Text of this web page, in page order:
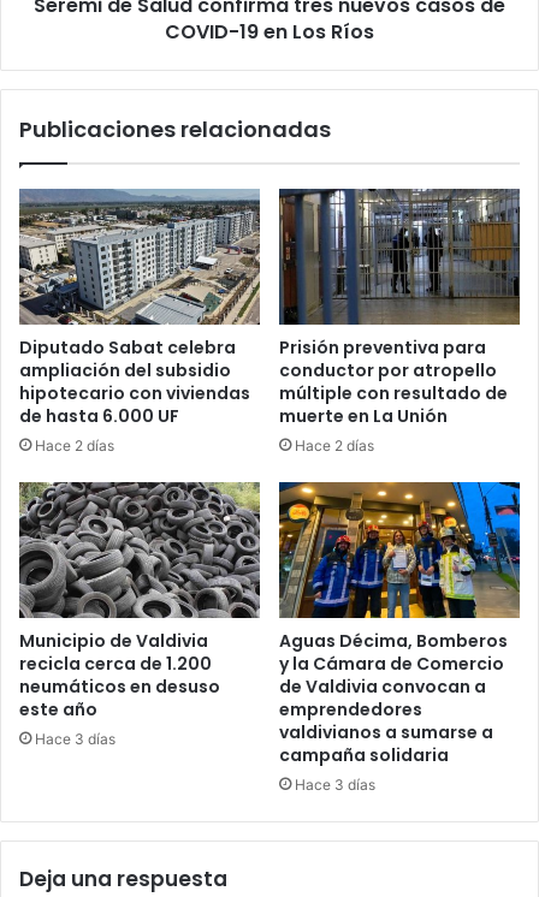
COVID-19 en Los Ríos
Publicaciones relacionadas
Diputado Sabat celebra
ampliación del subsidio
hipotecario con viviendas
de hasta 6.000 UF
Hace 2 días
Prisión preventiva para
conductor por atropello
múltiple con resultado de
muerte en La Unión
Hace 2 días
Municipio de Valdivia
recicla cerca de 1.200
neumáticos en desuso
este año
Hace 3 días
Aguas Décima, Bomberos
y la Cámara de Comercio
de Valdivia convocan a
emprendedores
valdivianos a sumarse a
campaña solidaria
Hace 3 días
Deja una respuesta